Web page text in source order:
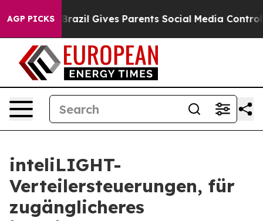
AGP PICKS
Brazil Gives Parents Social Media Controls for
inteliLIGHT-
Verteilersteuerungen, für
zugänglicheres